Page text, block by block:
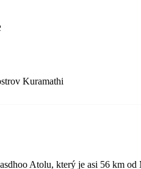
Kuramathi
Atolu, který je asi 56 km